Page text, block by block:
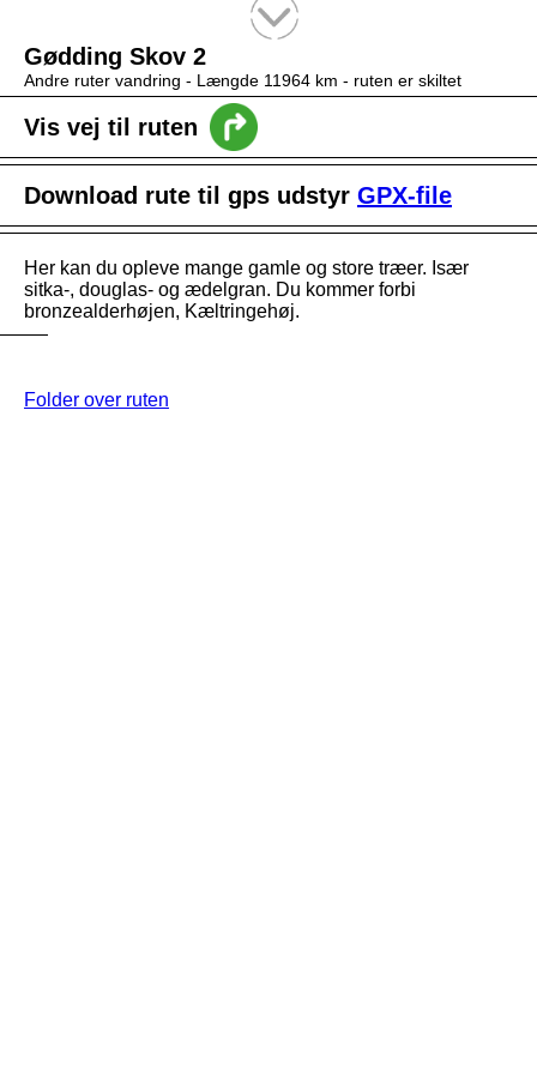
Gødding Skov 2
Andre ruter vandring - Længde 11964 km - ruten er skiltet
Vis vej til ruten
Download rute til gps udstyr GPX-file
Her kan du opleve mange gamle og store træer. Især
sitka-, douglas- og ædelgran. Du kommer forbi
bronzealderhøjen, Kæltringehøj.
Folder over ruten